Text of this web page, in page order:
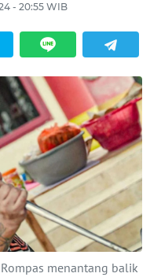
- 20:55 WIB
menantang balik